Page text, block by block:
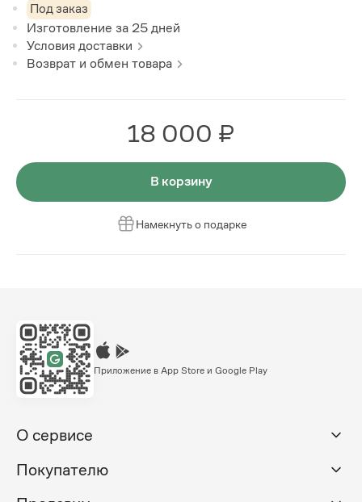
Под заказ
Изготовление за 25 дней
Условия доставки
Возврат и обмен товара
18 000 ₽
В корзину
Намекнуть о подарке
Приложение в App Store и Google Play
О сервисе
Покупателю